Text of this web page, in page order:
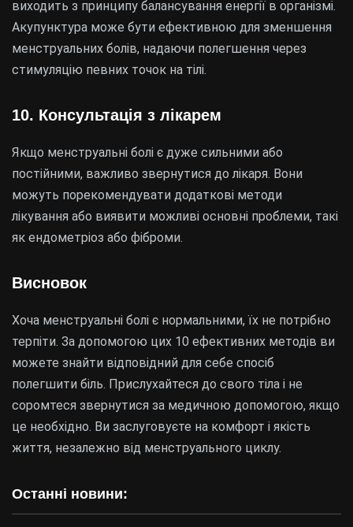
Останні новини:
виходить з принципу балансування енергії в організмі.
Акупунктура може бути ефективною для зменшення
менструальних болів, надаючи полегшення через
стимуляцію певних точок на тілі.
10. Консультація з лікарем
Якщо менструальні болі є дуже сильними або
постійними, важливо звернутися до лікаря. Вони
можуть порекомендувати додаткові методи
лікування або виявити можливі основні проблеми, такі
як ендометріоз або фіброми.
Висновок
Хоча менструальні болі є нормальними, їх не потрібно
терпіти. За допомогою цих 10 ефективних методів ви
можете знайти відповідний для себе спосіб
полегшити біль. Прислухайтеся до свого тіла і не
соромтеся звернутися за медичною допомогою, якщо
це необхідно. Ви заслуговуєте на комфорт і якість
життя, незалежно від менструального циклу.